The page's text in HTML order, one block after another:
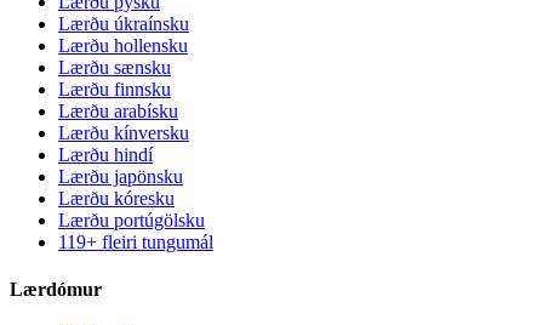
Lærðu úkraínsku
Lærðu hollensku
Lærðu sænsku
Lærðu finnsku
Lærðu arabísku
Lærðu kínversku
Lærðu hindí
Lærðu japönsku
Lærðu kóresku
Lærðu portúgölsku
119+ fleiri tungumál
Lærdómur